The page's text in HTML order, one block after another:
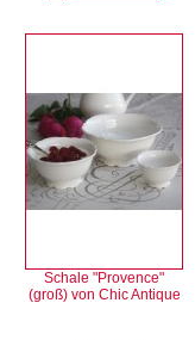
Schale "Provence"
(groß) von Chic Antique